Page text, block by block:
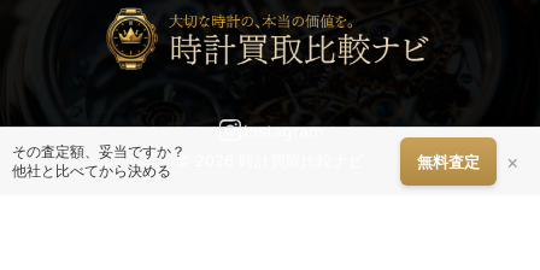
Instagram
© 2026 時計買取比較ナビ
その査定額、妥当ですか？
他社と比べてから決める
無料査定 ×